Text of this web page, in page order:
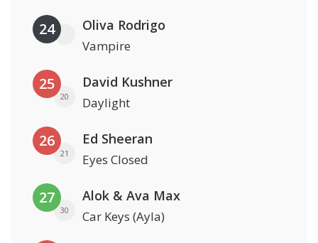
24 Oliva Rodrigo
Vampire
25
20
David Kushner
Daylight
26
21
Ed Sheeran
Eyes Closed
27
30
Alok & Ava Max
Car Keys (Ayla)